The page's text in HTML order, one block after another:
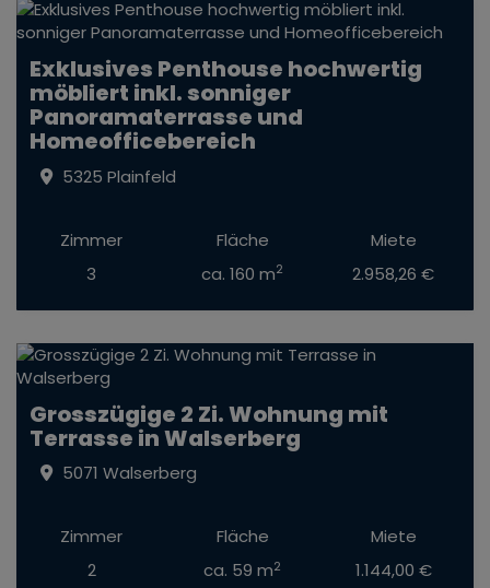
Exklusives Penthouse hochwertig
möbliert inkl. sonniger
Panoramaterrasse und
Homeofficebereich
5325 Plainfeld
Zimmer
3
Fläche
ca. 160 m2
Miete
2.958,26 €
Grosszügige 2 Zi. Wohnung mit
Terrasse in Walserberg
5071 Walserberg
Zimmer
2
Fläche
ca. 59 m2
Miete
1.144,00 €